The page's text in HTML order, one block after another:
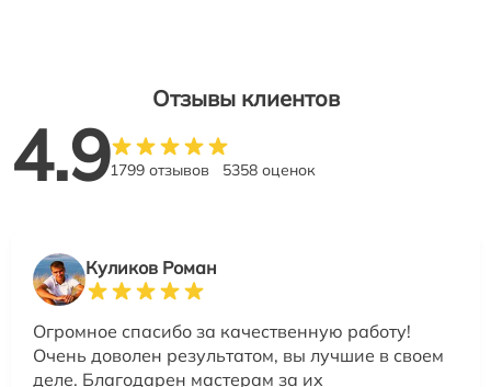
Отзывы клиентов
4.91799 отзывов 5358 оценок
Куликов Роман
Огромное спасибо за качественную работу!
Очень доволен результатом, вы лучшие в своем
деле. Благодарен мастерам за их